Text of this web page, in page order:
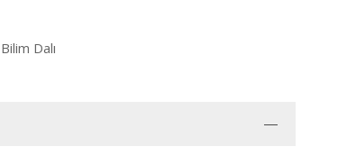
Dalı